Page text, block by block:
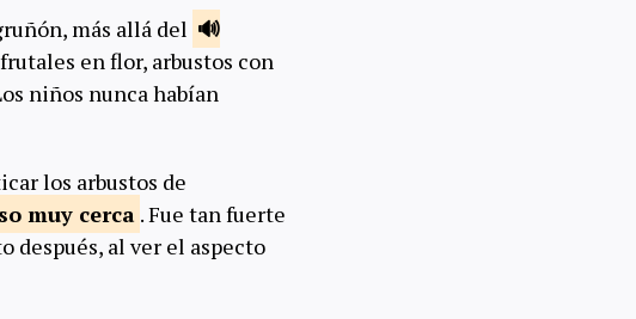
más allá del
en flor, arbustos con
niños nunca habían
los arbustos de
muy cerca . Fue tan fuerte
después, al ver el aspecto